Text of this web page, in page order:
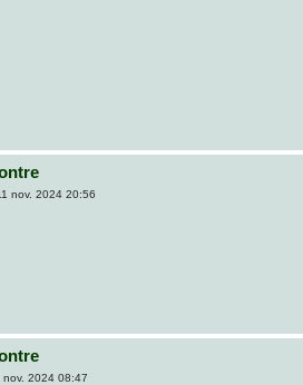
nov. 2024 20:56
nov. 2024 08:47